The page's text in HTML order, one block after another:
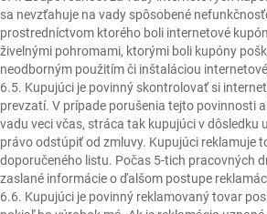
sa nevzťahuje na vady spôsobené
prostredníctvom ktorého boli internetové
živelnými pohromami, ktorými boli kupóny
neodborným použitím či inštaláciou
6.5. Kupujúci je povinný skontrolovať si
prevzatí. V prípade porušenia tejto povinnosti
vadu veci včas, stráca tak kupujúci v dôsledku
právo odstúpiť od zmluvy. Kupujúci reklamuje
doporučeného listu. Počas 5-tich pracovných
zaslané informácie o ďalšom postupe
6.6. Kupujúci je povinný reklamovaný tovar